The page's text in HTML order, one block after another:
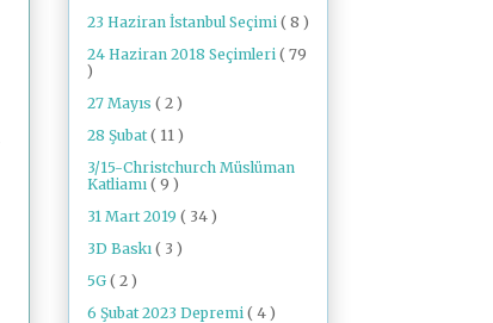
23 Haziran İstanbul Seçimi ( 8 )
24 Haziran 2018 Seçimleri ( 79
)
27 Mayıs ( 2 )
28 Şubat ( 11 )
3/15-Christchurch Müslüman
Katliamı ( 9 )
31 Mart 2019 ( 34 )
3D Baskı ( 3 )
5G ( 2 )
6 Şubat 2023 Depremi ( 4 )